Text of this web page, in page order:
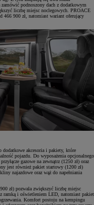
podnoszony dach z dodatkowym
liczbę miejsc noclegowych. PROACE
900 zł, natomiast wariant oferujący
akcesoria i pakiety, które
pojazdu. Do wyposażenia opcjonalnego
gazowe na zewnątrz (1250 zł) oraz
jest również pakiet startowy (1200 zł)
najazdowe oraz wąż do napełniania
zł) pozwala zwiększyć liczbę miejsc
ramką i oświetleniem LED, natomiast pakiet
Komfort postoju na kempingu